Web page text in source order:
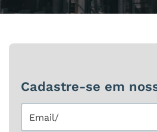
Cadastre-se em